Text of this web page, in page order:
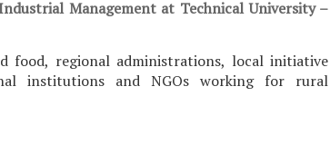
Management at Technical University –
food, regional administrations, local initiative
institutions and NGOs working for rural